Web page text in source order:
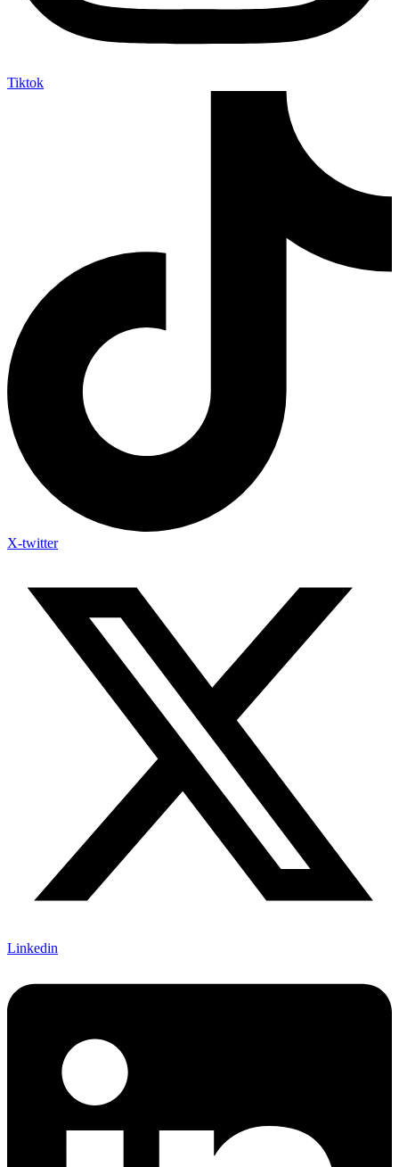
Tiktok
X-twitter
Linkedin